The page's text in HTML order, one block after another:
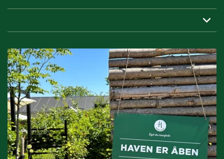
Region:her indsnævrer du, så du får vist haver tæt på dig.
Periode:vil du besøge Åbne Haver i en bestemt periode,
skal du sætte både start- og slutdato på.
Interesser:du kan også søge på interesser, hvis du fx er
glad for drivhus eller biodiversitet.
Kombination af kategorier:du kan også vinge af i flere
kategorier for at gøre din søgning endnu mere specifik.
Skal du fx på weekendtur til Silkeborg og er glad for drivhus,
kan du med fordel både vinge af i periode, region og
interesse.
Åbne haver